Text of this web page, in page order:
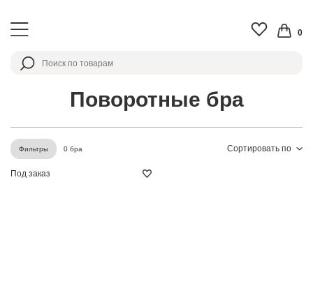
0
Поворотные бра
Сортировать по
Фильтры 0 бра
Под заказ